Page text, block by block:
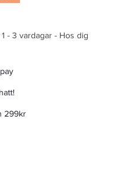
- 3 vardagar - Hos dig
299kr